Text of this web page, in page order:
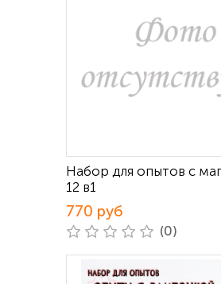
Набор для опытов с
12 в1
770 руб
(0)